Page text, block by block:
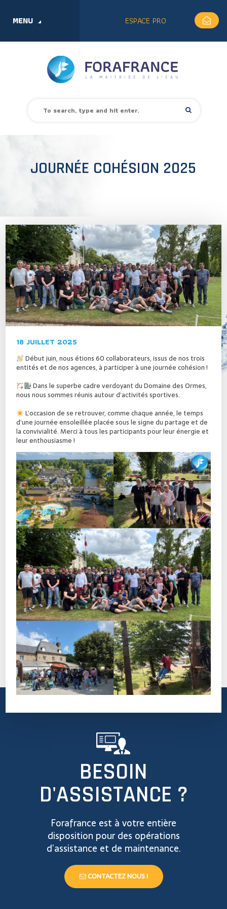
MENU ESPACE PRO
JOURNÉE COHÉSION 2025
18 JUILLET 2025
Début juin, nous étions 60 collaborateurs, issus de nos trois
entités et de nos agences, à participer à une journée cohésion !
Dans le superbe cadre verdoyant du Domaine des Ormes,
nous nous sommes réunis autour d’activités sportives.
L’occasion de se retrouver, comme chaque année, le temps
d’une journée ensoleillée placée sous le signe du partage et de
la convivialité. Merci à tous les participants pour leur énergie et
leur enthousiasme !
BESOIN
D'ASSISTANCE ?
Forafrance est à votre entière
disposition pour des opérations
d’assistance et de maintenance.
CONTACTEZ NOUS !